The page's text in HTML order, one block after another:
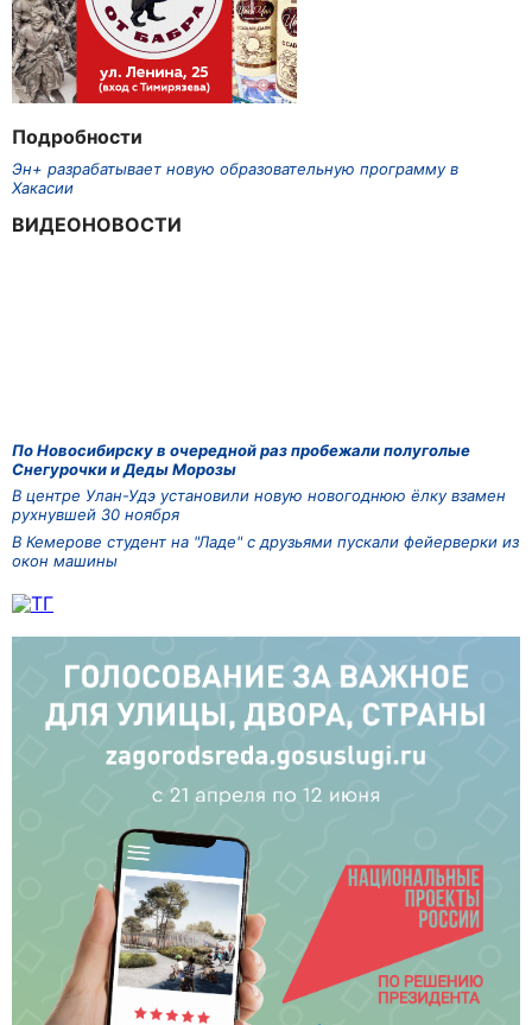
Подробности
Эн+ разрабатывает новую образовательную программу в
Хакасии
ВИДЕОНОВОСТИ
По Новосибирску в очередной раз пробежали полуголые
Снегурочки и Деды Морозы
В центре Улан-Удэ установили новую новогоднюю ёлку взамен
рухнувшей 30 ноября
В Кемерове студент на "Ладе" с друзьями пускали фейерверки из
окон машины